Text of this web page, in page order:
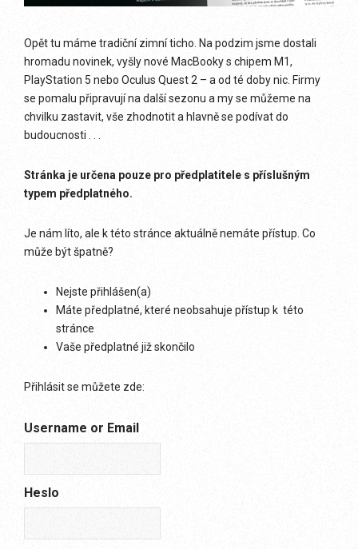
Opět tu máme tradiční zimní ticho. Na podzim jsme dostali
hromadu novinek, vyšly nové MacBooky s chipem M1,
PlayStation 5 nebo Oculus Quest 2 – a od té doby nic. Firmy
se pomalu připravují na další sezonu a my se můžeme na
chvilku zastavit, vše zhodnotit a hlavně se podívat do
budoucnosti . . .
Stránka je určena pouze pro předplatitele s příslušným
typem předplatného.
Je nám líto, ale k této stránce aktuálně nemáte přístup. Co
může být špatně?
Nejste přihlášen(a)
Máte předplatné, které neobsahuje přístup k této
stránce
Vaše předplatné již skončilo
Přihlásit se můžete zde:
Username or Email
Heslo